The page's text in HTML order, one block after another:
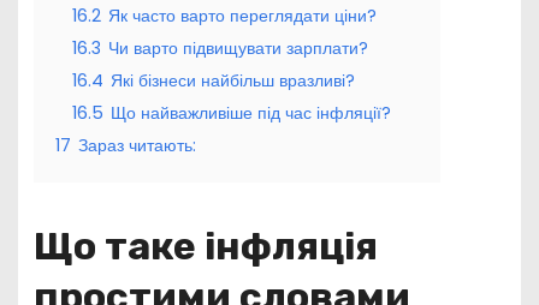
16.2 Як часто варто переглядати ціни?
16.3 Чи варто підвищувати зарплати?
16.4 Які бізнеси найбільш вразливі?
16.5 Що найважливіше під час інфляції?
17 Зараз читають:
Що таке інфляція